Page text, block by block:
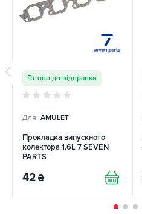
Готово до відправки
Для AMULET
Прокладка випускного
колектора 1.6L 7 SEVEN
PARTS
42 ₴